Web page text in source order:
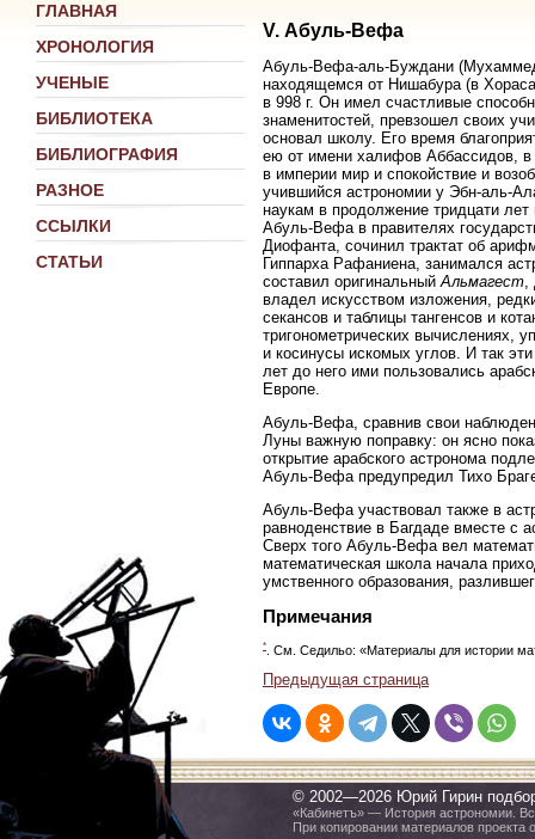
ГЛАВНАЯ
ХРОНОЛОГИЯ
УЧЕНЫЕ
БИБЛИОТЕКА
БИБЛИОГРАФИЯ
РАЗНОЕ
ССЫЛКИ
СТАТЬИ
V. Абуль-Вефа
Абуль-Вефа-аль-Буждани
находящемся от Нишабура (в
в 998 г. Он имел счастливые
знаменитостей, превзошел своих
основал школу. Его время
ею от имени халифов Аббассидов, в
в империи мир и спокойствие и
учившийся астрономии у Эбн-аль-
наукам в продолжение тридцати
Абуль-Вефа в правителях
Диофанта, сочинил трактат об
Гиппарха Рафаниена, занимался
составил оригинальный Альмагест
владел искусством изложения,
секансов и таблицы тангенсов и
тригонометрических вычислениях,
и косинусы искомых углов. И так
лет до него ими пользовались
Европе.
Абуль-Вефа, сравнив свои
Луны важную поправку: он ясно
открытие арабского астронома
Абуль-Вефа предупредил Тихо
Абуль-Вефа участвовал также в
равноденствие в Багдаде вместе с
Сверх того Абуль-Вефа вел
математическая школа начала
умственного образования,
Примечания
* . См. Седильо: «Материалы для истории
Предыдущая страница
© 2002—2026 Юрий Гирин
«Кабинетъ» — История астрономии.
При копировании материалов проекта